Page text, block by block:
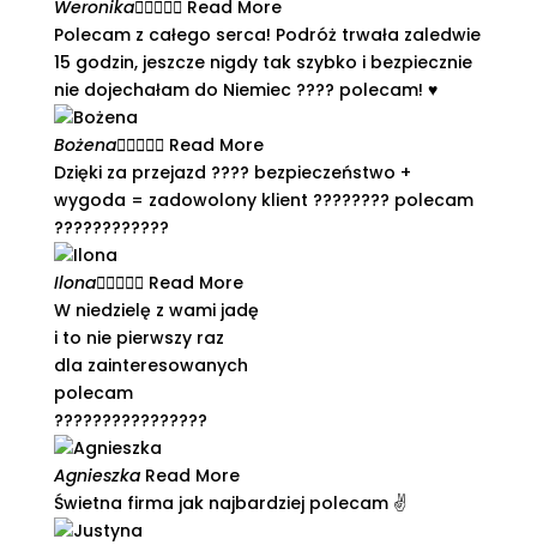
Weronika Read More
Polecam z całego serca! Podróż trwała zaledwie
15 godzin, jeszcze nigdy tak szybko i bezpiecznie
nie dojechałam do Niemiec ???? polecam! ♥️
Bożena Read More
Dzięki za przejazd ???? bezpieczeństwo +
wygoda = zadowolony klient ???????? polecam
????????????
Ilona Read More
W niedzielę z wami jadę
i to nie pierwszy raz
dla zainteresowanych
polecam
????????????????
AgnieszkaRead More
Świetna firma jak najbardziej polecam ✌️​